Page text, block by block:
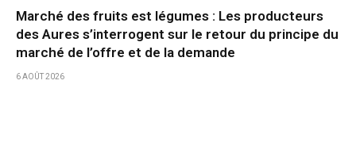
Marché des fruits est légumes : Les producteurs
des Aures s’interrogent sur le retour du principe du
marché de l’offre et de la demande
6 AOÛT 2026